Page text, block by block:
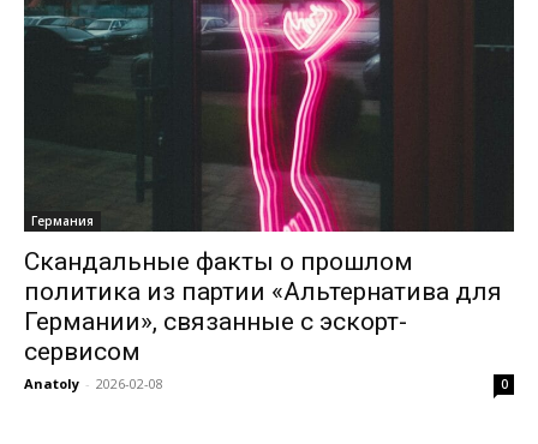
Германия
Скандальные факты о прошлом
политика из партии «Альтернатива для
Германии», связанные с эскорт-
сервисом
Anatoly - 2026-02-08 0